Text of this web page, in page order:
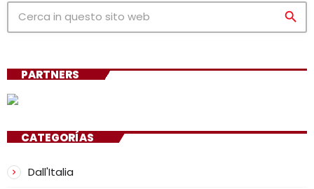
search
PARTNERS
CATEGORÍAS
Dall'Italia